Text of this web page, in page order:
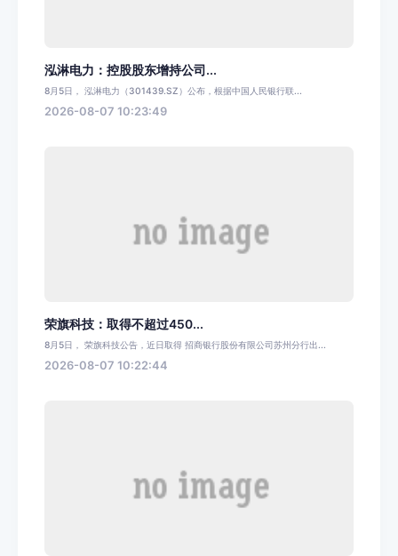
泓淋电力：控股股东增持公司...
8月5日， 泓淋电力（301439.SZ）公布，根据中国人民银行联...
2026-08-07 10:23:49
荣旗科技：取得不超过450...
8月5日， 荣旗科技公告，近日取得 招商银行股份有限公司苏州分行出...
2026-08-07 10:22:44